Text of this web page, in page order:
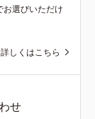
選びいただけ
詳しくはこちら
せ